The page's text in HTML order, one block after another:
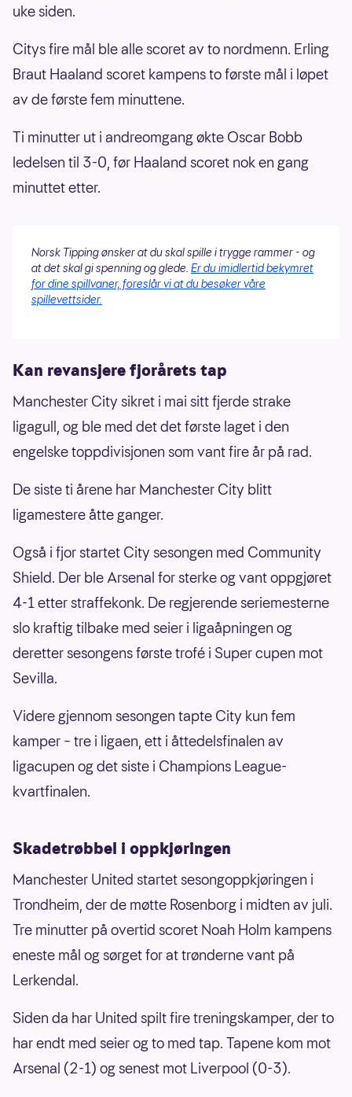
uke siden.
Citys fire mål ble alle scoret av to nordmenn. Erling
Braut Haaland scoret kampens to første mål i løpet
av de første fem minuttene.
Ti minutter ut i andreomgang økte Oscar Bobb
ledelsen til 3-0, før Haaland scoret nok en gang
minuttet etter.
Norsk Tipping ønsker at du skal spille i trygge rammer - og
at det skal gi spenning og glede. Er du imidlertid bekymret
for dine spillvaner, foreslår vi at du besøker våre
spillevettsider.
Kan revansjere fjorårets tap
Manchester City sikret i mai sitt fjerde strake
ligagull, og ble med det det første laget i den
engelske toppdivisjonen som vant fire år på rad.
De siste ti årene har Manchester City blitt
ligamestere åtte ganger.
Også i fjor startet City sesongen med Community
Shield. Der ble Arsenal for sterke og vant oppgjøret
4-1 etter straffekonk. De regjerende seriemesterne
slo kraftig tilbake med seier i ligaåpningen og
deretter sesongens første trofé i Super cupen mot
Sevilla.
Videre gjennom sesongen tapte City kun fem
kamper – tre i ligaen, ett i åttedelsfinalen av
ligacupen og det siste i Champions League-
kvartfinalen.
Skadetrøbbel i oppkjøringen
Manchester United startet sesongoppkjøringen i
Trondheim, der de møtte Rosenborg i midten av juli.
Tre minutter på overtid scoret Noah Holm kampens
eneste mål og sørget for at trønderne vant på
Lerkendal.
Siden da har United spilt fire treningskamper, der to
har endt med seier og to med tap. Tapene kom mot
Arsenal (2-1) og senest mot Liverpool (0-3).